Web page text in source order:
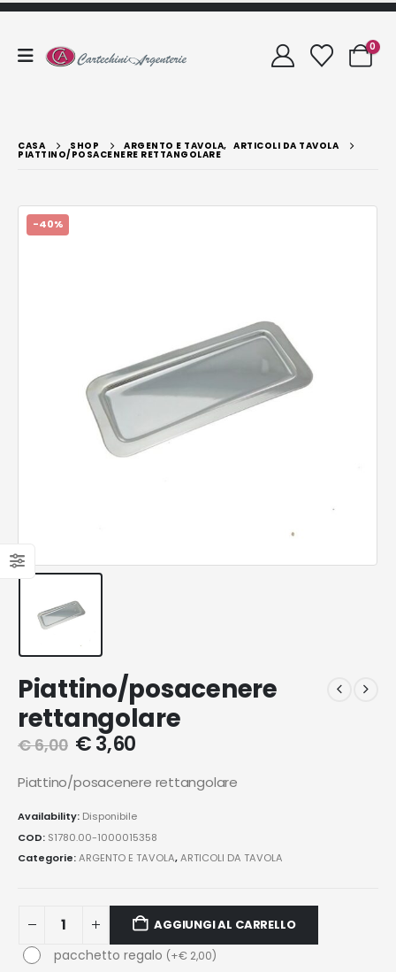
0
CASA SHOP ARGENTO E TAVOLA, ARTICOLI DA TAVOLA
PIATTINO/POSACENERE RETTANGOLARE
-40%
Piattino/posacenere
rettangolare
€6,00 €3,60
Piattino/posacenere rettangolare
Availability: Disponibile
COD: S1780.00-1000015358
Categorie:ARGENTO E TAVOLA,ARTICOLI DA TAVOLA
AGGIUNGI AL CARRELLO
pacchetto regalo (+€2,00)